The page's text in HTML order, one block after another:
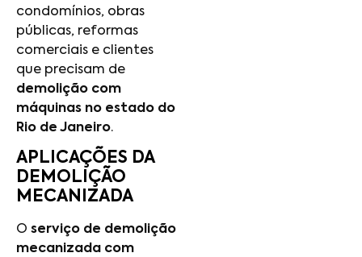
condomínios, obras
públicas, reformas
comerciais e clientes
que precisam de
demolição com
máquinas no estado do
Rio de Janeiro.
APLICAÇÕES DA
DEMOLIÇÃO
MECANIZADA
O serviço de demolição
mecanizada com